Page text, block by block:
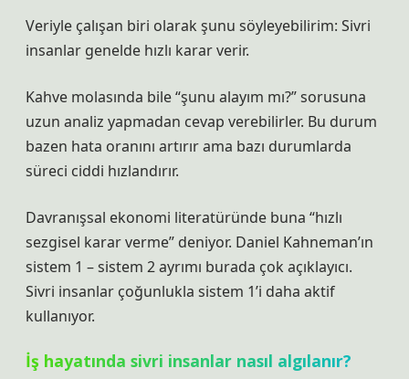
Veriyle çalışan biri olarak şunu söyleyebilirim: Sivri
insanlar genelde hızlı karar verir.
Kahve molasında bile “şunu alayım mı?” sorusuna
uzun analiz yapmadan cevap verebilirler. Bu durum
bazen hata oranını artırır ama bazı durumlarda
süreci ciddi hızlandırır.
Davranışsal ekonomi literatüründe buna “hızlı
sezgisel karar verme” deniyor. Daniel Kahneman’ın
sistem 1 – sistem 2 ayrımı burada çok açıklayıcı.
Sivri insanlar çoğunlukla sistem 1’i daha aktif
kullanıyor.
İş hayatında sivri insanlar nasıl algılanır?